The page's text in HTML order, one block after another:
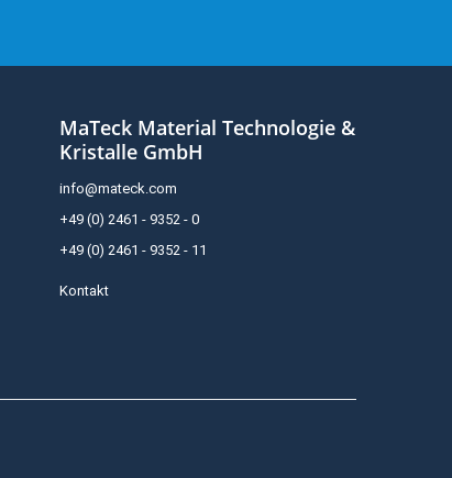
MaTeck Material Technologie &
Kristalle GmbH
info@mateck.com
+49 (0) 2461 - 9352 - 0
+49 (0) 2461 - 9352 - 11
Kontakt